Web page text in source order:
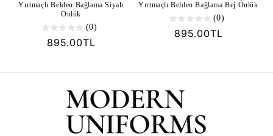
Yırtmaçlı Belden Bağlama Siyah
Önlük
(0)
Normal
895.00TL
Yırtmaçlı Belden Bağlama Bej Önlük
(0)
Normal
895.00TL